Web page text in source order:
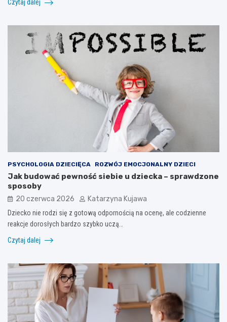
Czytaj dalej
PSYCHOLOGIA DZIECIĘCA ROZWÓJ EMOCJONALNY DZIECI
Jak budować pewność siebie u dziecka – sprawdzone
sposoby
20 czerwca 2026 Katarzyna Kujawa
Dziecko nie rodzi się z gotową odpornością na ocenę, ale codzienne
reakcje dorosłych bardzo szybko uczą…
Czytaj dalej